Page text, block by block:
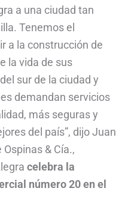
a una ciudad tan
Tenemos el
a la construcción de
la vida de sus
sur de la ciudad y
demandan servicios
más seguras y
del país”, dijo Juan
& Cía.,
celebra la
número 20 en el